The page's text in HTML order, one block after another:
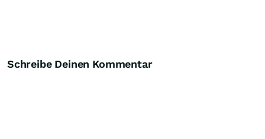
Schreibe Deinen Kommentar